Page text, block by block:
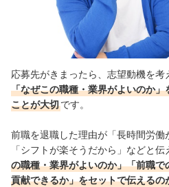
応募先がきまったら、志望動機を考
「なぜこの職種・業界がよいのか
ことが大切です。
前職を退職した理由が「長時間労働
「シフトが楽そうだから」などと伝
の職種・業界がよいのか」「前職
貢献できるか」をセットで伝えるの